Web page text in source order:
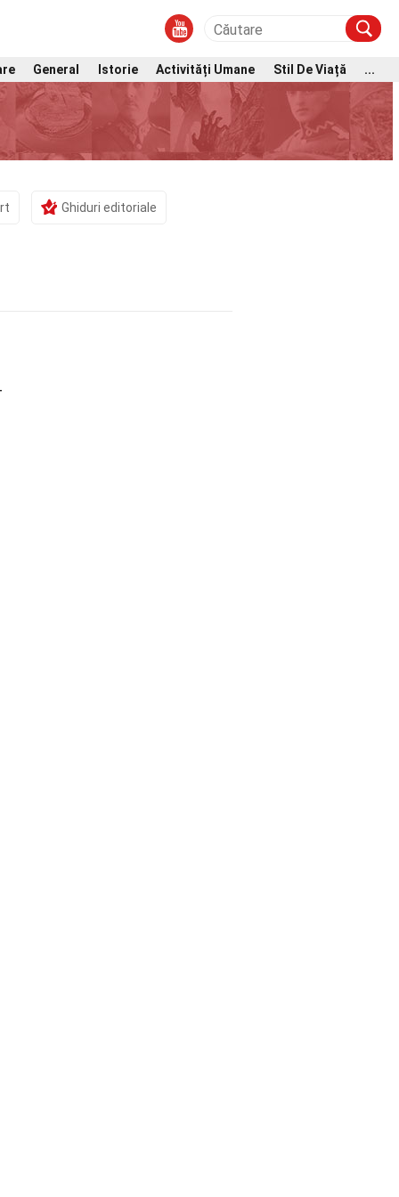
General Istorie Activități Umane Stil De Viață ...
Ghiduri editoriale